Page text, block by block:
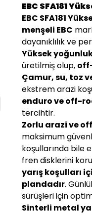
EBC SFA181
EBC SFA181
menşeli EBC
dayanıklılık ve
Yüksek
üretilmiş olup,
Çamur, su, toz
ekstrem arazi
enduro ve off-
tercihtir.
Zorlu arazi ve
maksimum
koşullarında bile
fren disklerini
yarış koşulları
plandadır.
sürüşleri için
Sinterli metal